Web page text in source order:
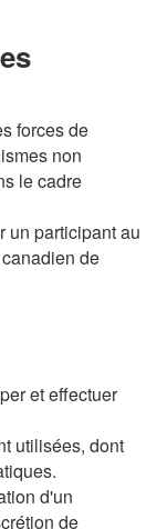
forces de
non
le cadre
un participant au
de
et effectuer
utilisées, dont
d'un
de